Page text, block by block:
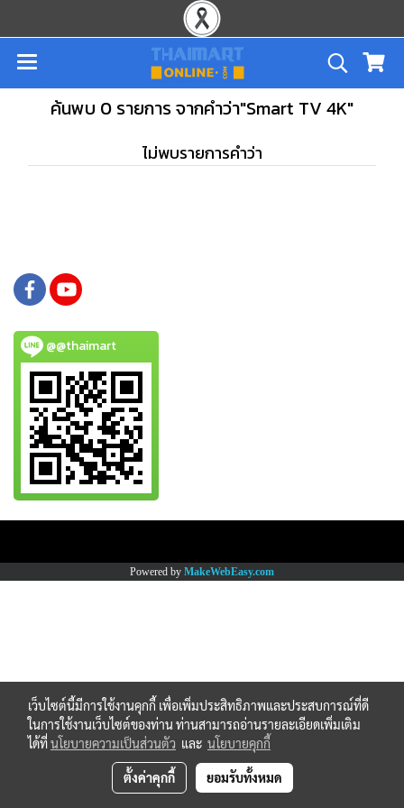
ค้นพบ 0 รายการ จากคำว่า"Smart TV 4K"
ไม่พบรายการคำว่า
@@thaimart
Powered by MakeWebEasy.com
เว็บไซต์นี้มีการใช้งานคุกกี้ เพื่อเพิ่มประสิทธิภาพและประสบการณ์ที่ดี
ในการใช้งานเว็บไซต์ของท่าน ท่านสามารถอ่านรายละเอียดเพิ่มเติม
ได้ที่นโยบายความเป็นส่วนตัว และ นโยบายคุกกี้
ตั้งค่าคุกกี้ ยอมรับทั้งหมด